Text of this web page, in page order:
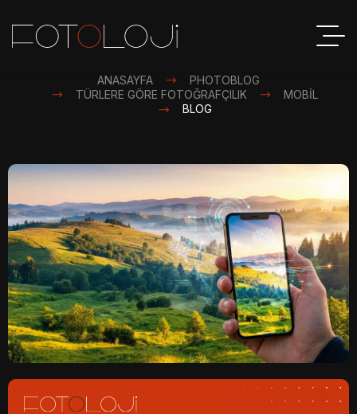
ANASAYFA
PHOTOBLOG
TÜRLERE GÖRE FOTOĞRAFÇILIK
MOBIL
BLOG